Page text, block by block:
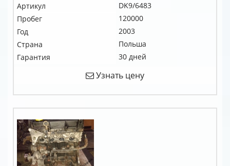
Артикул
DK9/6483
Пробег
120000
Год
2003
Страна
Польша
Гарантия
30 дней
Узнать цену